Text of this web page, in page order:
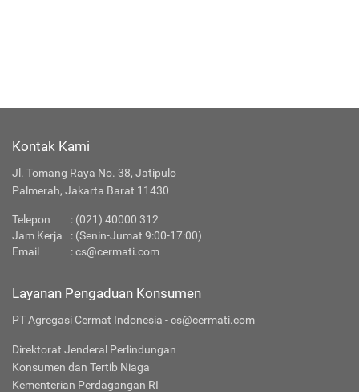
Kontak Kami
Jl. Tomang Raya No. 38, Jatipulo
Palmerah, Jakarta Barat 11430
Telepon : (021) 40000 312
Jam Kerja
: (Senin-Jumat 9:00-17:00)
Email
:cs@cermati.com
Layanan Pengaduan Konsumen
PT Agregasi Cermat Indonesia - cs@cermati.com
Direktorat Jenderal Perlindungan
Konsumen dan Tertib Niaga
Kementerian Perdagangan RI